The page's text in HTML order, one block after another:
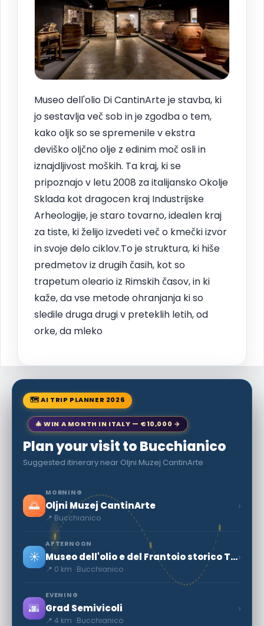
Museo dell'olio Di CantinArte je stavba, ki
jo sestavlja več sob in je zgodba o tem,
kako oljk so se spremenile v ekstra
deviško oljčno olje z edinim moč osli in
iznajdljivost moških. Ta kraj, ki se
pripoznajo v letu 2008 za italijansko Okolje
Sklada kot dragocen kraj Industrijske
Arheologije, je staro tovarno, idealen kraj
za tiste, ki želijo izvedeti več o kmečki izvor
in svoje delo ciklov.To je struktura, ki hiše
predmetov iz drugih časih, kot so
trapetum oleario iz Rimskih časov, in ki
kaže, da vse metode ohranjanja ki so
sledile druga drugi v preteklih letih, od
orke, da mleko
🗺 AI TRIP PLANNER 2026
🎄 WIN A MONTH IN ITALY — €10,000 →
Plan your visit to Bucchianico
Suggested itinerary near Oljni Muzej CantinArte
🌅
MORNING
Oljni Muzej CantinArte
📍 Bucchianico
›
☀️
AFTERNOON
Museo dell'olio e del Frantoio storico Terre Di Traiano
📍 0 km · Bucchianico
›
🌆
EVENING
Grad Semivicoli
📍 4 km · Bucchianico
›